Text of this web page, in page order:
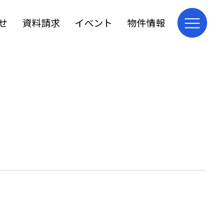
資料請求 イベント 物件情報